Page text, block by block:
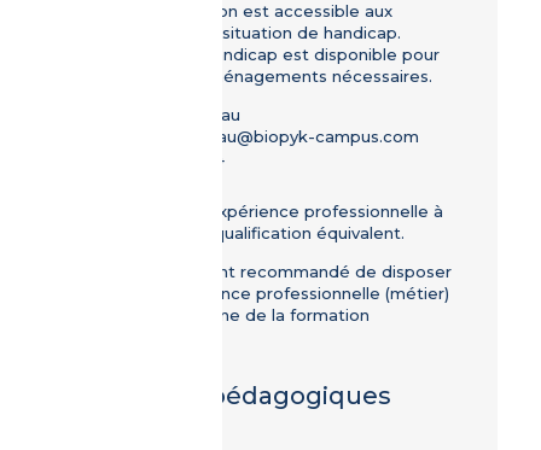
Cette formation est accessible aux
personnes en situation de handicap.
Un référent handicap est disponible pour
étudier les aménagements nécessaires.
Nathalie Moreau
nathalie.moreau@biopyk-campus.com
06.48.73.07.94
Niveau 4 ou expérience professionnelle à
un niveau de qualification équivalent.
Il est fortement recommandé de disposer
d'’une expérience professionnelle (métier)
dans le domaine de la formation
Modalités pédagogiques